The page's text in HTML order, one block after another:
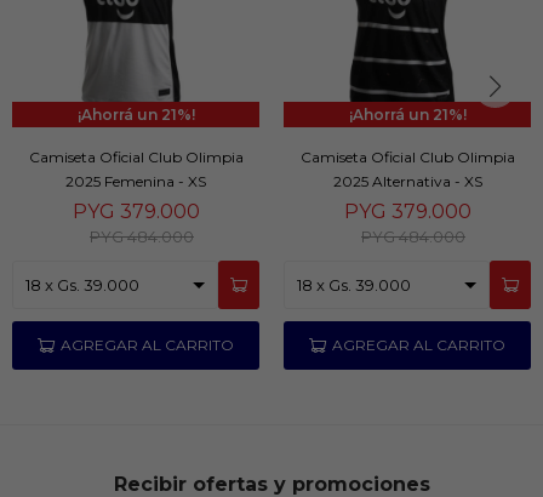
21
Camiseta Oficial Club Olimpia
2025 Femenina - XS
PYG 379.000
PYG 484.000
21
Camiseta Oficial Club Olimpia
2025 Alternativa - XS
PYG 379.000
PYG 484.000
Recibir ofertas y promociones